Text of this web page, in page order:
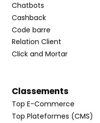
Chatbots
Cashback
Code barre
Relation Client
Click and Mortar
Classements
Top E-Commerce
Top Plateformes (CMS)